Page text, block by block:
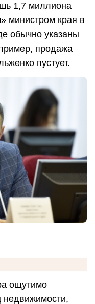
1,7 миллиона
министром края в
обычно указаны
продажа
пустует.
ощутимо
недвижимости,